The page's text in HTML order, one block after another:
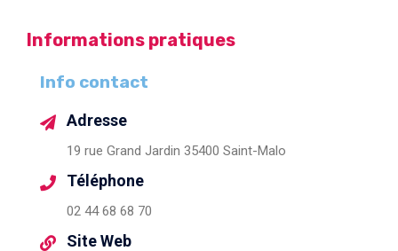
Informations pratiques
Info contact
Adresse
19 rue Grand Jardin 35400 Saint-Malo
Téléphone
02 44 68 68 70
Site Web